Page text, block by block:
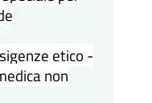
etico -
non